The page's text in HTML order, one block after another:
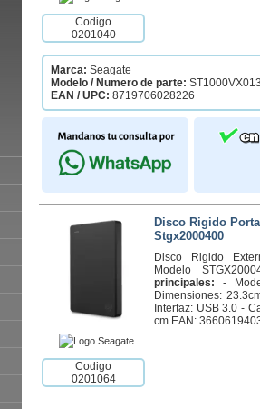
Codigo
0201040
Marca: Seagate
Modelo / Numero de parte: ST1000VX013
EAN / UPC: 8719706028226
Codigo
0201064
Disco Rigido
Stgx2000400
Disco Rigido
Modelo
principales: -
Dimensiones:
Interfaz: USB 3.0 -
cm EAN: